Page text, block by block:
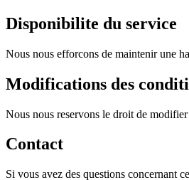
Disponibilite du service
Nous nous efforcons de maintenir une
Modifications des
Nous nous reservons le droit de
Contact
Si vous avez des questions concernant